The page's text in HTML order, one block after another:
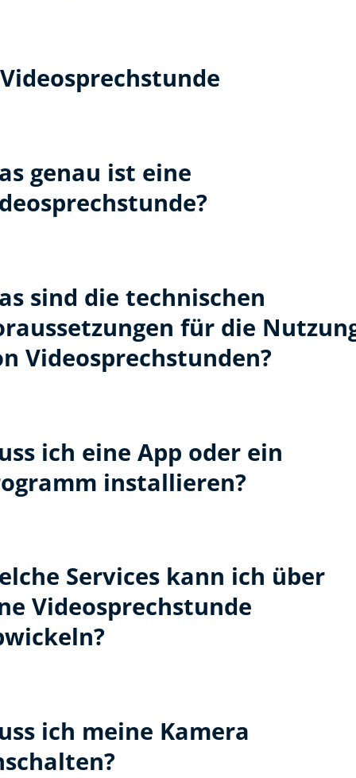
Videosprechstunde
genau ist eine
sind die technischen
für die
Videosprechstunden?
ich eine App oder ein
installieren?
Services kann ich über
Videosprechstunde
ich meine Kamera